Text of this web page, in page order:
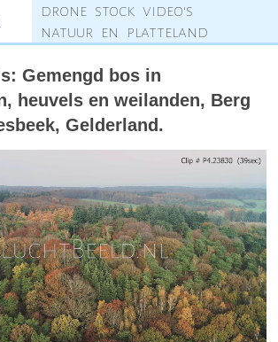
drone stock video's
natuur en platteland
Gemengd bos in
heuvels en weilanden, Berg
Gelderland.